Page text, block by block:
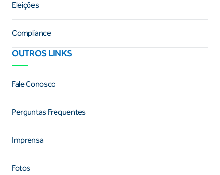
Eleições
Compliance
OUTROS LINKS
Fale Conosco
Perguntas Frequentes
Imprensa
Fotos